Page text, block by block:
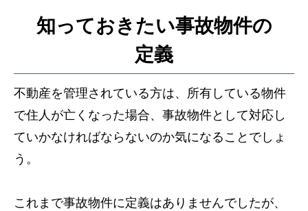
知っておきたい事故物件の
定義
不動産を管理されている方は、所有している物件
で住人が亡くなった場合、事故物件として対応し
ていかなければならないのか気になることでしょ
う。
これまで事故物件に定義はありませんでしたが、